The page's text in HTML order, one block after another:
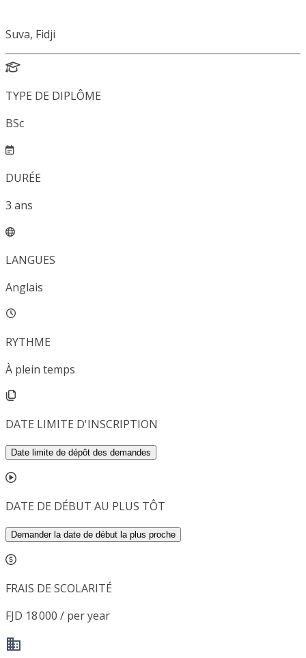
Suva, Fidji
TYPE DE DIPLÔME
BSc
DURÉE
3 ans
LANGUES
Anglais
RYTHME
À plein temps
DATE LIMITE D'INSCRIPTION
Date limite de dépôt des demandes
DATE DE DÉBUT AU PLUS TÔT
Demander la date de début la plus proche
FRAIS DE SCOLARITÉ
FJD 18 000 / per year